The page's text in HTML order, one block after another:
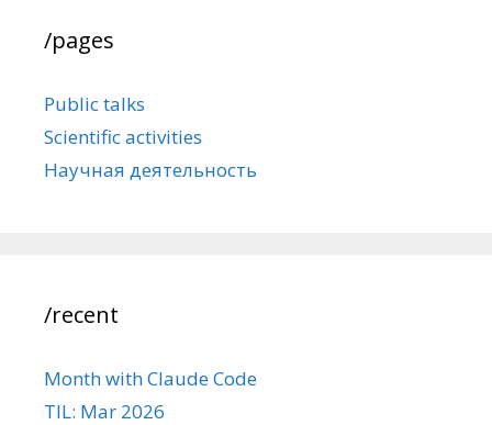
/pages
Public talks
Scientific activities
Научная деятельность
/recent
Month with Claude Code
TIL: Mar 2026